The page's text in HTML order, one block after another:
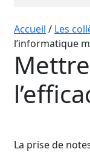
Accueil / Les
l’informatique
La prise de